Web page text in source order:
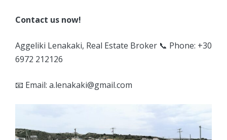
Contact us now!
Aggeliki Lenakaki, Real Estate Broker 📞 Phone: +30
6972 212126
📧 Email: a.lenakaki@gmail.com